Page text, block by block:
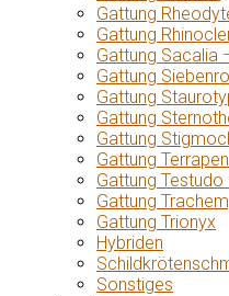
Gattung
Gattung
Gattung Sacalia
Gattung
Gattung
Gattung
Gattung
Gattung
Gattung
Gattung
Gattung Trionyx
Hybriden
Sonstiges